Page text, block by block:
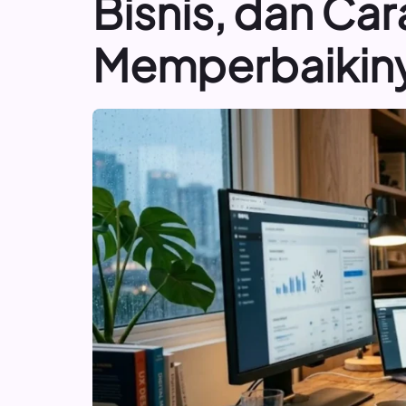
Bisnis, dan